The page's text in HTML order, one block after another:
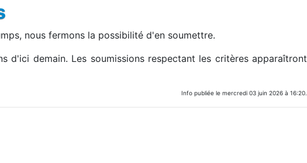
nous fermons la possibilité d'en soumettre.
d'ici demain. Les soumissions respectant les critères apparaîtront
Info publiée le mercredi 03 juin 2026 à 16:20.